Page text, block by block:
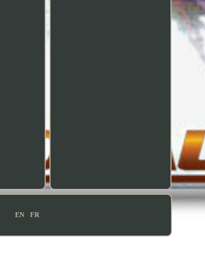
EN FR